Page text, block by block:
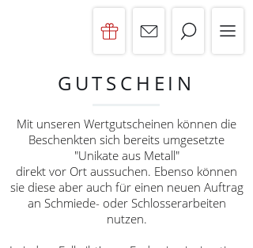
GUTSCHEIN
Mit unseren Wertgutscheinen können die
Beschenkten sich bereits umgesetzte
"Unikate aus Metall"
direkt vor Ort aussuchen. Ebenso können
sie diese aber auch für einen neuen Auftrag
an Schmiede- oder Schlosserarbeiten
nutzen.